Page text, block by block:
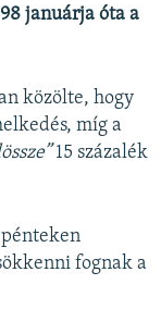
januárja óta a
közölte, hogy
míg a
15 százalék
fognak a